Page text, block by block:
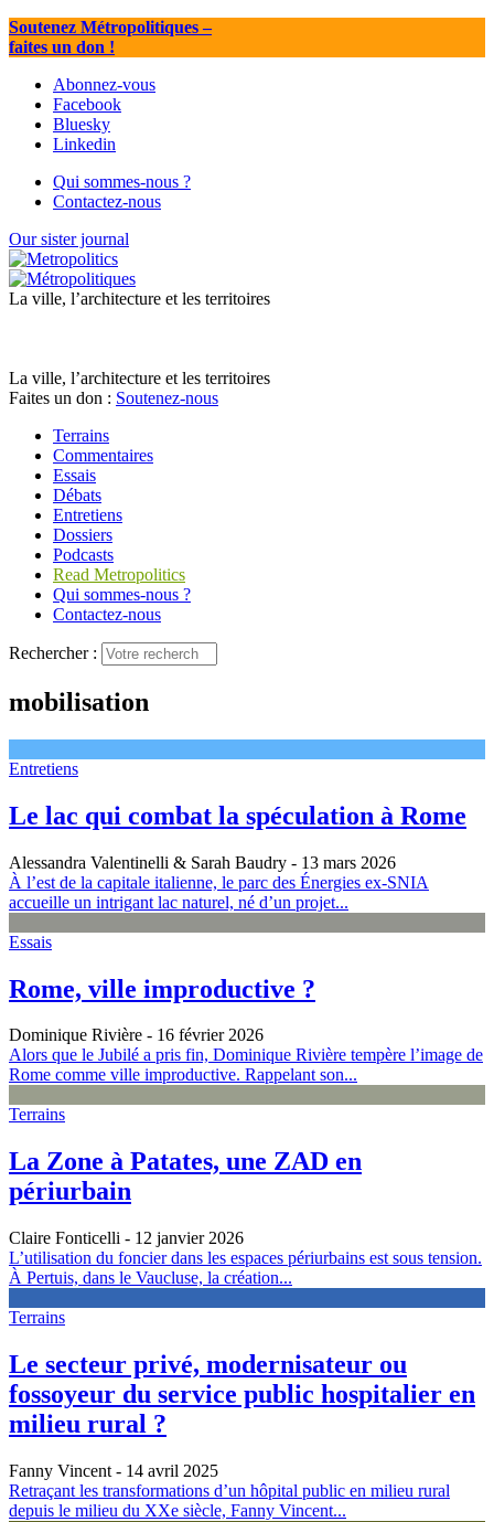
Soutenez Métropolitiques–
faites un don !
Abonnez-vous
Facebook
Bluesky
Linkedin
Qui sommes-nous ?
Contactez-nous
Our sister journal
La ville, l’architecture et les territoires
La ville, l’architecture et les territoires
Faites un don : Soutenez-nous
Terrains
Commentaires
Essais
Débats
Entretiens
Dossiers
Podcasts
Read Metropolitics
Qui sommes-nous ?
Contactez-nous
Rechercher :
mobilisation
Entretiens
Le lac qui combat la spéculation à Rome
Alessandra Valentinelli & Sarah Baudry - 13 mars 2026
À l’est de la capitale italienne, le parc des Énergies ex-SNIA
accueille un intrigant lac naturel, né d’un projet...
Essais
Rome, ville improductive ?
Dominique Rivière - 16 février 2026
Alors que le Jubilé a pris fin, Dominique Rivière tempère l’image de
Rome comme ville improductive. Rappelant son...
Terrains
La Zone à Patates, une ZAD en
périurbain
Claire Fonticelli - 12 janvier 2026
L’utilisation du foncier dans les espaces périurbains est sous tension.
À Pertuis, dans le Vaucluse, la création...
Terrains
Le secteur privé, modernisateur ou
fossoyeur du service public hospitalier en
milieu rural ?
Fanny Vincent - 14 avril 2025
Retraçant les transformations d’un hôpital public en milieu rural
depuis le milieu du XXe siècle, Fanny Vincent...